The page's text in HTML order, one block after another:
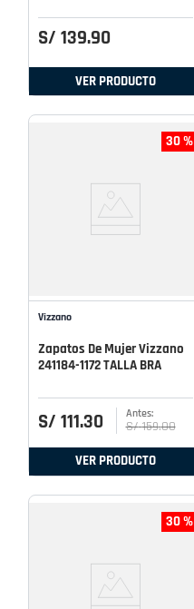
S/ 139.90
VER PRODUCTO
30 %
Vizzano
Zapatos De Mujer Vizzano
241184-1172 TALLA BRA
S/ 111.30 S/ 159.00
VER PRODUCTO
30 %